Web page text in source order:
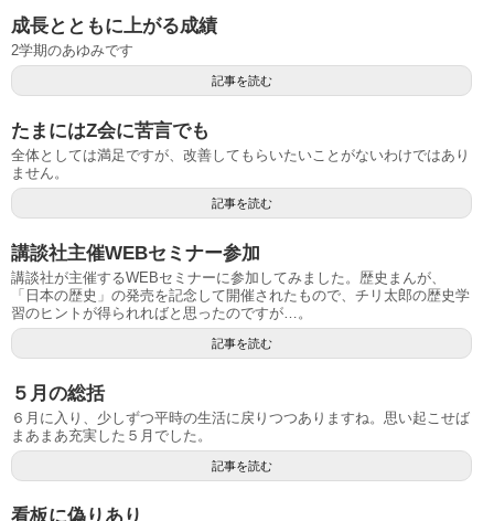
成長とともに上がる成績
2学期のあゆみです
記事を読む
たまにはZ会に苦言でも
全体としては満足ですが、改善してもらいたいことがないわけではあり
ません。
記事を読む
講談社主催WEBセミナー参加
講談社が主催するWEBセミナーに参加してみました。歴史まんが、
「日本の歴史」の発売を記念して開催されたもので、チリ太郎の歴史学
習のヒントが得られればと思ったのですが…。
記事を読む
５月の総括
６月に入り、少しずつ平時の生活に戻りつつありますね。思い起こせば
まあまあ充実した５月でした。
記事を読む
看板に偽りあり